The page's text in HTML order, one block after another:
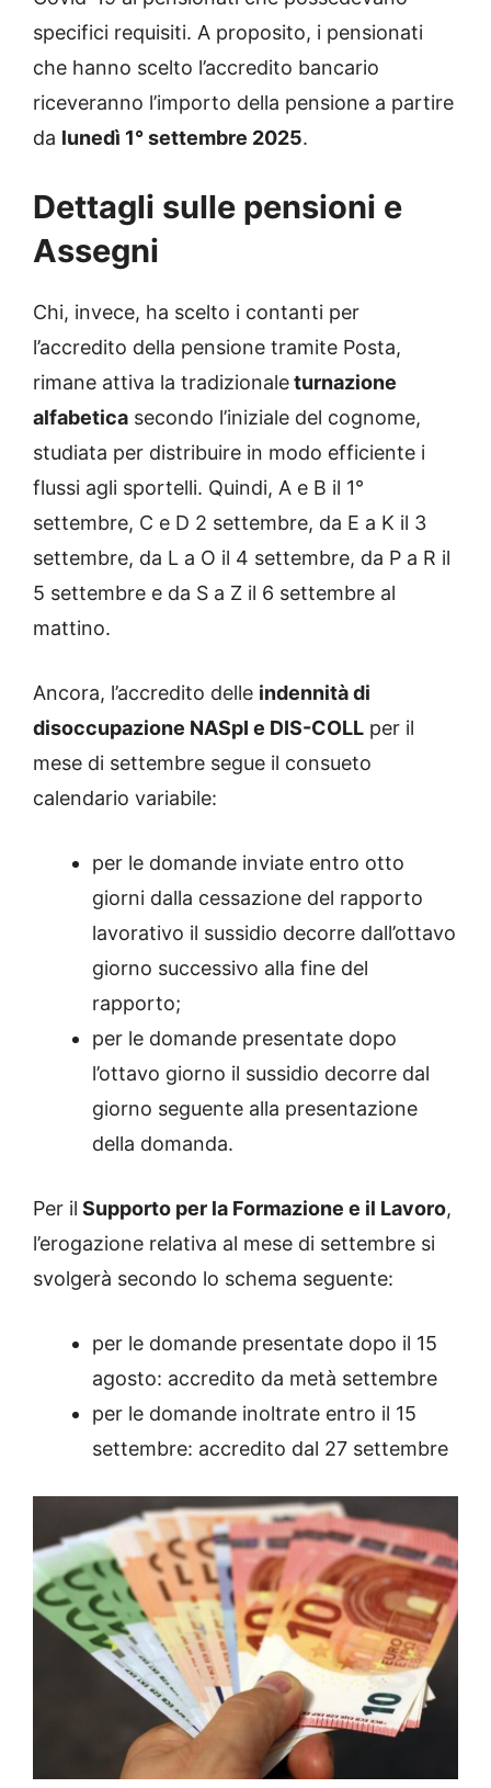
specifici requisiti. A proposito, i pensionati
che hanno scelto l’accredito bancario
riceveranno l’importo della pensione a partire
da lunedì 1° settembre 2025.
Dettagli sulle pensioni e
Assegni
Chi, invece, ha scelto i contanti per
l’accredito della pensione tramite Posta,
rimane attiva la tradizionaleturnazione
alfabetica secondo l’iniziale del cognome,
studiata per distribuire in modo efficiente i
flussi agli sportelli. Quindi, A e B il 1°
settembre, C e D 2 settembre, da E a K il 3
settembre, da L a O il 4 settembre, da P a R il
5 settembre e da S a Z il 6 settembre al
mattino.
Ancora, l’accredito delle indennità di
disoccupazione NASpI e DIS-COLL per il
mese di settembre segue il consueto
calendario variabile:
per le domande inviate entro otto
giorni dalla cessazione del rapporto
lavorativo il sussidio decorre dall’ottavo
giorno successivo alla fine del
rapporto;
per le domande presentate dopo
l’ottavo giorno il sussidio decorre dal
giorno seguente alla presentazione
della domanda.
Per il Supporto per la Formazione e il Lavoro,
l’erogazione relativa al mese di settembre si
svolgerà secondo lo schema seguente:
per le domande presentate dopo il 15
agosto: accredito da metà settembre
per le domande inoltrate entro il 15
settembre: accredito dal 27 settembre